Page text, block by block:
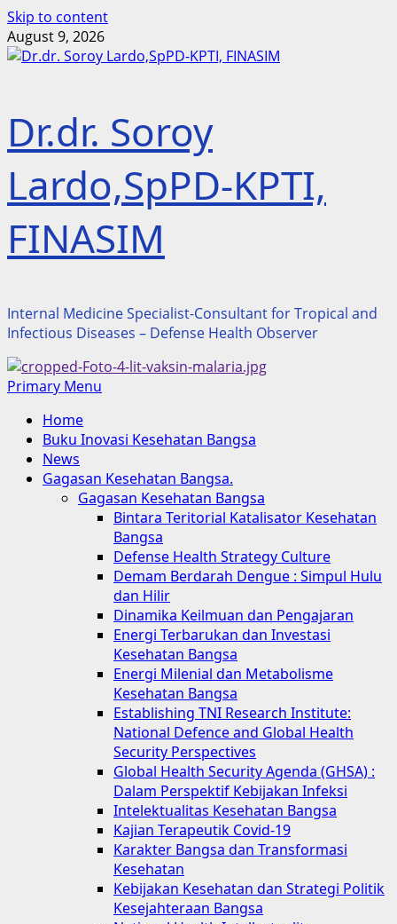
Skip to content
August 9, 2026
Dr.dr. Soroy
Lardo,SpPD-KPTI,
FINASIM
Internal Medicine Specialist-Consultant for Tropical and
Infectious Diseases – Defense Health Observer
Primary Menu
Home
Buku Inovasi Kesehatan Bangsa
News
Gagasan Kesehatan Bangsa.
Gagasan Kesehatan Bangsa
Bintara Teritorial Katalisator Kesehatan
Bangsa
Defense Health Strategy Culture
Demam Berdarah Dengue : Simpul Hulu
dan Hilir
Dinamika Keilmuan dan Pengajaran
Energi Terbarukan dan Investasi
Kesehatan Bangsa
Energi Milenial dan Metabolisme
Kesehatan Bangsa
Establishing TNI Research Institute:
National Defence and Global Health
Security Perspectives
Global Health Security Agenda (GHSA) :
Dalam Perspektif Kebijakan Infeksi
Intelektualitas Kesehatan Bangsa
Kajian Terapeutik Covid-19
Karakter Bangsa dan Transformasi
Kesehatan
Kebijakan Kesehatan dan Strategi Politik
Kesejahteraan Bangsa